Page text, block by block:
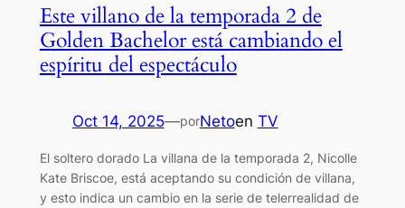
Este villano de la temporada 2 de
Golden Bachelor está cambiando el
espíritu del espectáculo
Oct 14, 2025—porNetoen TV
El soltero dorado La villana de la temporada 2, Nicolle
Kate Briscoe, está aceptando su condición de villana,
y esto indica un cambio en la serie de telerrealidad de